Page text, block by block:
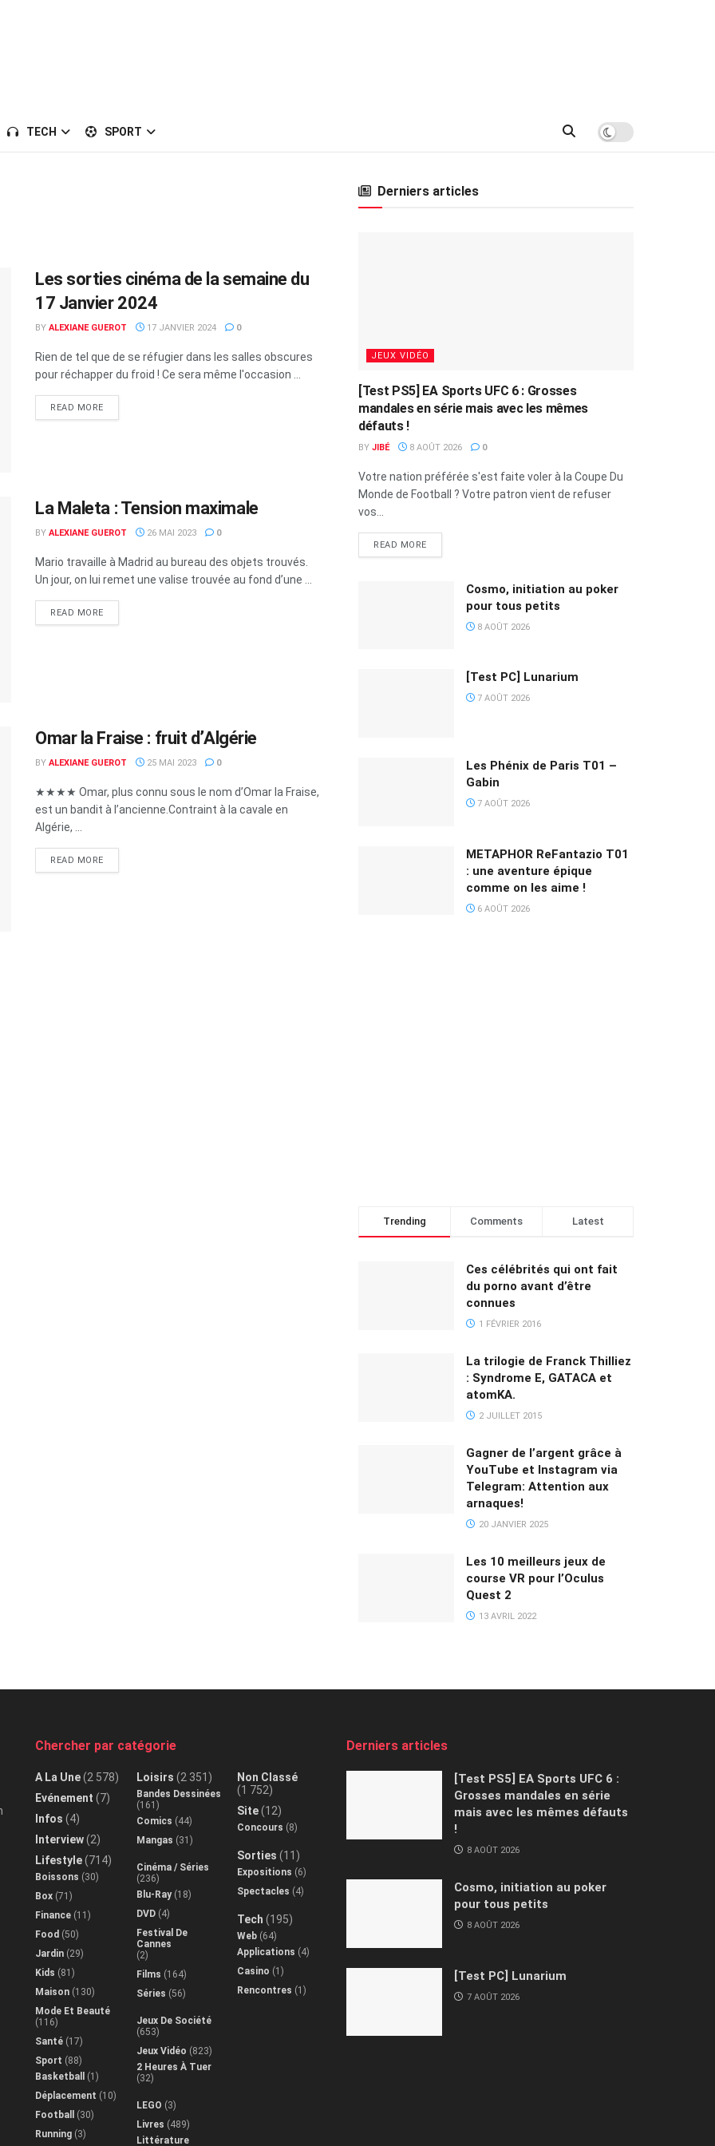
TECH SPORT
Les sorties cinéma de la semaine du
17 Janvier 2024
BY ALEXIANE GUEROT 17 JANVIER 2024 0
Rien de tel que de se réfugier dans les salles obscures
pour réchapper du froid ! Ce sera même l'occasion ...
READ MORE
La Maleta : Tension maximale
BY ALEXIANE GUEROT 26 MAI 2023 0
Mario travaille à Madrid au bureau des objets trouvés.
Un jour, on lui remet une valise trouvée au fond d’une ...
READ MORE
Omar la Fraise : fruit d’Algérie
BY ALEXIANE GUEROT 25 MAI 2023 0
★★★★ Omar, plus connu sous le nom d’Omar la Fraise,
est un bandit à l’ancienne.Contraint à la cavale en
Algérie, ...
READ MORE
Derniers articles
JEUX VIDÉO
[Test PS5] EA Sports UFC 6 : Grosses
mandales en série mais avec les mêmes
défauts !
BY JIBÉ 8 AOÛT 2026 0
Votre nation préférée s'est faite voler à la Coupe Du
Monde de Football ? Votre patron vient de refuser
vos...
READ MORE
Cosmo, initiation au poker
pour tous petits
8 AOÛT 2026
[Test PC] Lunarium
7 AOÛT 2026
Les Phénix de Paris T01 –
Gabin
7 AOÛT 2026
METAPHOR ReFantazio T01
: une aventure épique
comme on les aime !
6 AOÛT 2026
Trending Comments Latest
Ces célébrités qui ont fait
du porno avant d’être
connues
1 FÉVRIER 2016
La trilogie de Franck Thilliez
: Syndrome E, GATACA et
atomKA.
2 JUILLET 2015
Gagner de l’argent grâce à
YouTube et Instagram via
Telegram: Attention aux
arnaques!
20 JANVIER 2025
Les 10 meilleurs jeux de
course VR pour l’Oculus
Quest 2
13 AVRIL 2022
Chercher par catégorie
A La Une(2 578)
Evénement (7)
Infos (4)
Interview(2)
Lifestyle(714)
Boissons (30)
Box (71)
Finance (11)
Food (50)
Jardin (29)
Kids (81)
Maison (130)
Mode Et Beauté
(116)
Santé (17)
Sport (88)
Basketball
(1)
Déplacement (10)
Football
(30)
Running (3)
Loisirs (2 351)
Bandes Dessinées
(161)
Comics (44)
Mangas (31)
Cinéma / Séries
(236)
Blu-Ray(18)
DVD(4)
Festival De
Cannes
(2)
Films (164)
Séries (56)
Jeux De Société
(653)
Jeux Vidéo (823)
2 Heures À Tuer
(32)
LEGO (3)
Livres (489)
Littérature
Non Classé
(1 752)
Site(12)
Concours (8)
Sorties (11)
Expositions (6)
Spectacles (4)
Tech (195)
Web (64)
Applications (4)
Casino (1)
Rencontres (1)
Derniers articles
[Test PS5] EA Sports UFC 6 :
Grosses mandales en série
mais avec les mêmes défauts
!
8 AOÛT 2026
Cosmo, initiation au poker
pour tous petits
8 AOÛT 2026
[Test PC] Lunarium
7 AOÛT 2026